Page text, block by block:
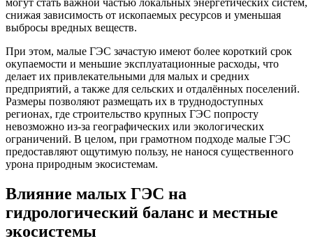
снижая зависимость от ископаемых ресурсов и уменьшая
выбросы вредных веществ.
При этом, малые ГЭС зачастую имеют более короткий срок
окупаемости и меньшие эксплуатационные расходы, что
делает их привлекательными для малых и средних
предприятий, а также для сельских и отдалённых поселений.
Размеры позволяют размещать их в труднодоступных
регионах, где строительство крупных ГЭС попросту
невозможно из-за географических или экологических
ограничений. В целом, при грамотном подходе малые ГЭС
предоставляют ощутимую пользу, не нанося существенного
урона природным экосистемам.
Влияние малых ГЭС на
гидрологический баланс и местные
экосистемы